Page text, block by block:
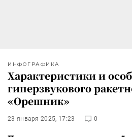
ИНФОГРАФИКА
Характеристики и
гиперзвукового
«Орешник»
23 января 2025, 17:23 0